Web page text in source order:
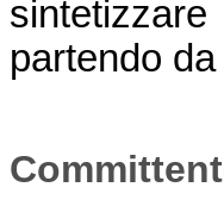
partendo